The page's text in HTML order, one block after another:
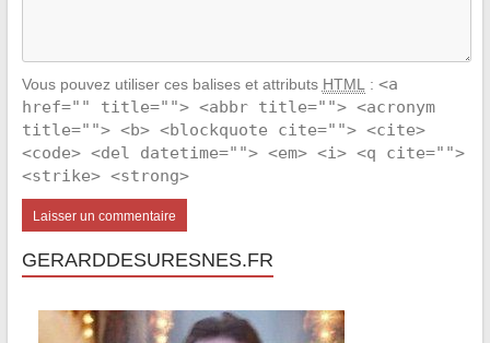
Vous pouvez utiliser ces balises et attributs HTML : <a
href="" title=""> <abbr title=""> <acronym
title=""> <b> <blockquote cite=""> <cite>
<code> <del datetime=""> <em> <i> <q cite="">
<strike> <strong>
GERARDDESURESNES.FR